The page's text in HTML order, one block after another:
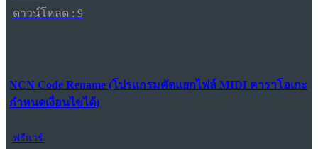
ดาวน์โหลด : 9
NCN Code Rename (โปรแกรมคัดแยกไฟล์ MIDI คาราโอเกะ
กำหนดเงื่อนไขได้)
ฟรีแวร์